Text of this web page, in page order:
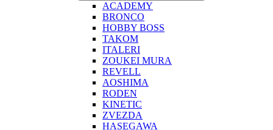
ACADEMY
BRONCO
HOBBY BOSS
TAKOM
ITALERI
ZOUKEI MURA
REVELL
AOSHIMA
RODEN
KINETIC
ZVEZDA
HASEGAWA